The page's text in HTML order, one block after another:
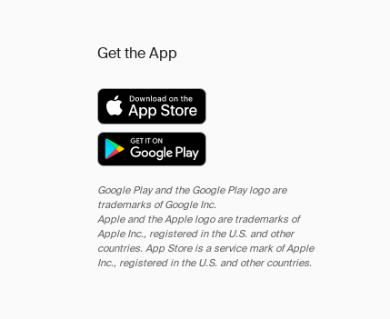
Get the App
Google Play and the Google Play logo are
trademarks of Google Inc.
Apple and the Apple logo are trademarks of
Apple Inc., registered in the U.S. and other
countries. App Store is a service mark of Apple
Inc., registered in the U.S. and other countries.